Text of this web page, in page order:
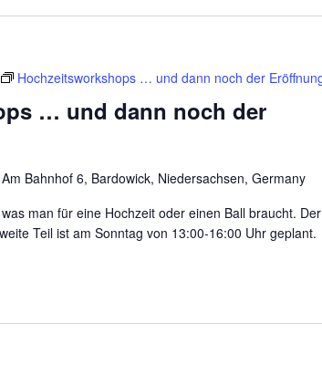
… und dann noch der
Hochzeitsworkshops … und dann noch der
Am Bahnhof 6, Bardowick, Niedersachsen, Germany
man für eine Hochzeit oder einen Ball braucht.
Teil ist am Sonntag von 13:00-16:00 Uhr geplant.